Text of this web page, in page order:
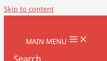
Skip to content
MAIN MENU